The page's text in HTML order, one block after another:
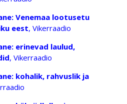
Venemaa lootusetu
eest, Vikerraadio
erinevad laulud,
, Vikerraadio
kohalik, rahvuslik ja